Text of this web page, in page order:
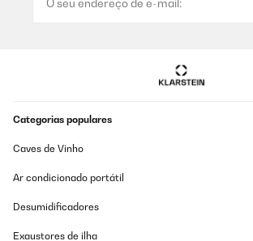
Eindruck! Gerne wieder
War schnell zusammengebaut. Der Aufbau
Amazon-Benutzer
Traduzir
Categorias populares
Caves de Vinho
Ar condicionado portátil
Desumidificadores
Exaustores de ilha